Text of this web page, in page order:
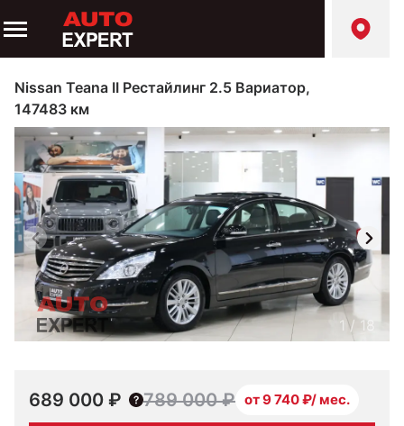
Nissan Teana II Рестайлинг 2.5 Вариатор,
147483 км
1 / 18
689 000 ₽ 789 000 ₽ от 9 740 ₽/ мес.